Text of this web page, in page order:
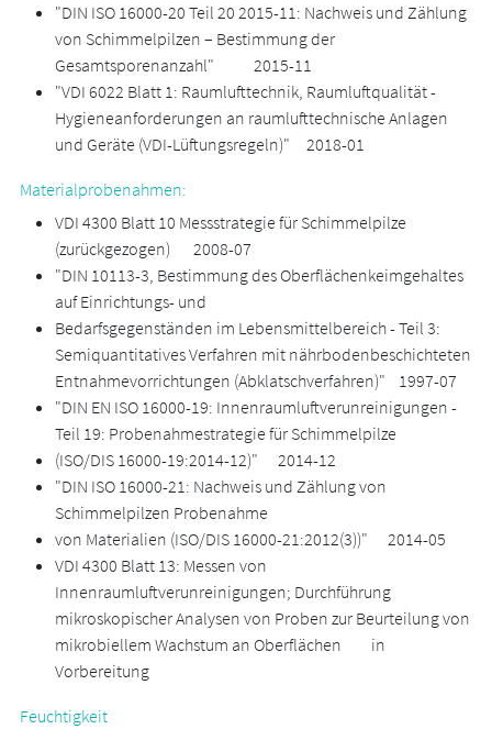
"DIN ISO 16000-20 Teil 20 2015-11: Nachweis und Zählung
von Schimmelpilzen – Bestimmung der
Gesamtsporenanzahl" 2015-11
"VDI 6022 Blatt 1: Raumlufttechnik, Raumluftqualität -
Hygieneanforderungen an raumlufttechnische Anlagen
und Geräte (VDI-Lüftungsregeln)" 2018-01
Materialprobenahmen:
VDI 4300 Blatt 10 Messstrategie für Schimmelpilze
(zurückgezogen) 2008-07
"DIN 10113-3, Bestimmung des Oberflächenkeimgehaltes
auf Einrichtungs- und
Bedarfsgegenständen im Lebensmittelbereich - Teil 3:
Semiquantitatives Verfahren mit nährbodenbeschichteten
Entnahmevorrichtungen (Abklatschverfahren)" 1997-07
"DIN EN ISO 16000-19: Innenraumluftverunreinigungen -
Teil 19: Probenahmestrategie für Schimmelpilze
(ISO/DIS 16000-19:2014-12)" 2014-12
"DIN ISO 16000-21: Nachweis und Zählung von
Schimmelpilzen Probenahme
von Materialien (ISO/DIS 16000-21:2012(3))" 2014-05
VDI 4300 Blatt 13: Messen von
Innenraumluftverunreinigungen; Durchführung
mikroskopischer Analysen von Proben zur Beurteilung von
mikrobiellem Wachstum an Oberflächen in
Vorbereitung
Feuchtigkeit